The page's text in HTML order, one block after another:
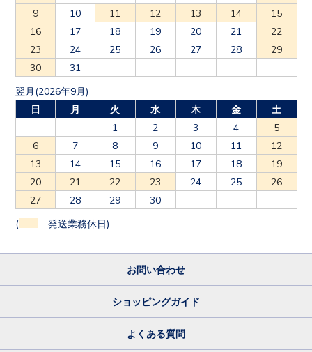
9
10 11 12 13 14
15
16
17 18 19 20 21
22
23
24 25 26 27 28
29
30
31
翌月(2026年9月)
日
月 火 水 木 金
土
1
2 3 4
5
6
7 8 9 10 11
12
13
14 15 16 17 18
19
20
21 22 23 24 25
26
27
28 29 30
( 発送業務休日)
お問い合わせ
ショッピングガイド
よくある質問